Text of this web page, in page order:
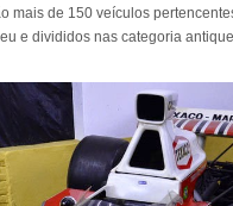
mais de 150 veículos
e divididos nas categoria